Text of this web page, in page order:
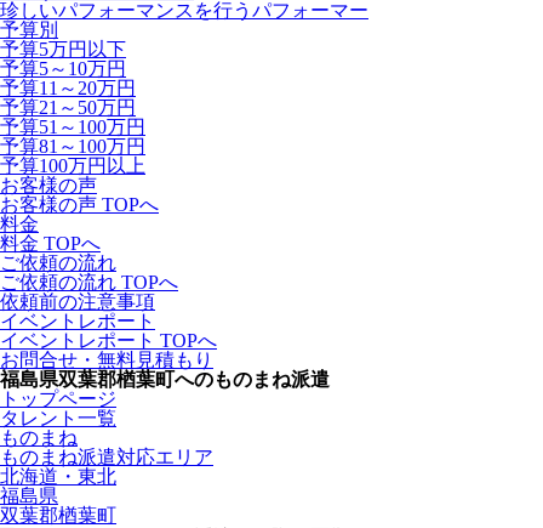
珍しいパフォーマンスを行うパフォーマー
予算別
予算5万円以下
予算5～10万円
予算11～20万円
予算21～50万円
予算51～100万円
予算81～100万円
予算100万円以上
お客様の声
お客様の声 TOPへ
料金
料金 TOPへ
ご依頼の流れ
ご依頼の流れ TOPへ
依頼前の注意事項
イベントレポート
イベントレポート TOPへ
お問合せ・無料見積もり
福島県双葉郡楢葉町へのものまね派遣
トップページ
タレント一覧
ものまね
ものまね派遣対応エリア
北海道・東北
福島県
双葉郡楢葉町